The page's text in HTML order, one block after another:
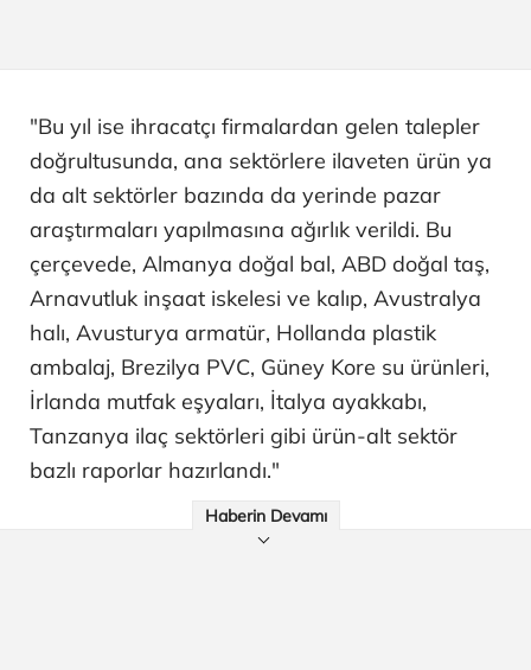
"Bu yıl ise ihracatçı firmalardan gelen talepler
doğrultusunda, ana sektörlere ilaveten ürün ya
da alt sektörler bazında da yerinde pazar
araştırmaları yapılmasına ağırlık verildi. Bu
çerçevede, Almanya doğal bal, ABD doğal taş,
Arnavutluk inşaat iskelesi ve kalıp, Avustralya
halı, Avusturya armatür, Hollanda plastik
ambalaj, Brezilya PVC, Güney Kore su ürünleri,
İrlanda mutfak eşyaları, İtalya ayakkabı,
Tanzanya ilaç sektörleri gibi ürün-alt sektör
bazlı raporlar hazırlandı."
Haberin Devamı